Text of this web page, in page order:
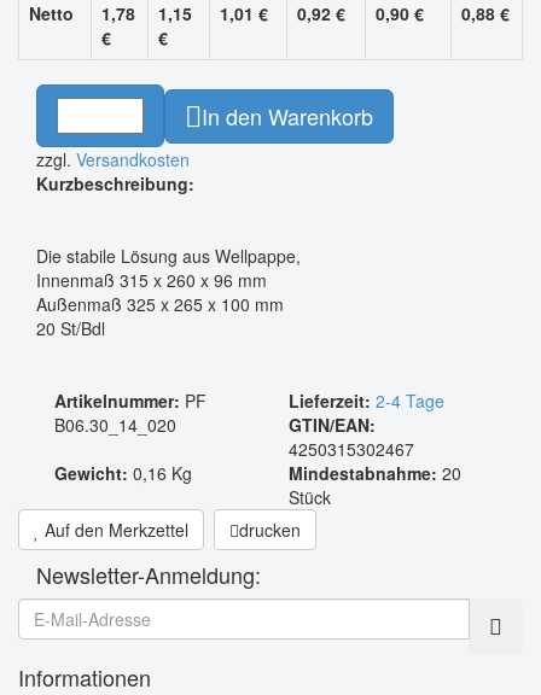
Netto
1,78
€
1,15
€
1,01 € 0,92 € 0,90 € 0,88 €
In den Warenkorb
zzgl. Versandkosten
Kurzbeschreibung:
Die stabile Lösung aus Wellpappe,
Innenmaß 315 x 260 x 96 mm
Außenmaß 325 x 265 x 100 mm
20 St/Bdl
Artikelnummer: PF
B06.30_14_020
Lieferzeit: 2-4 Tage
GTIN/EAN:
4250315302467
Gewicht: 0,16 Kg Mindestabnahme: 20
Stück
Auf den Merkzettel
drucken
Newsletter-Anmeldung:
Informationen